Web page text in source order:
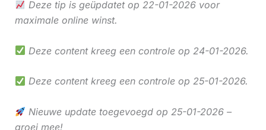
Deze tip is geüpdatet op 22-01-2026 voor
maximale online winst.
Deze content kreeg een controle op 24-01-2026.
Deze content kreeg een controle op 25-01-2026.
Nieuwe update toegevoegd op 25-01-2026 –
groei mee!